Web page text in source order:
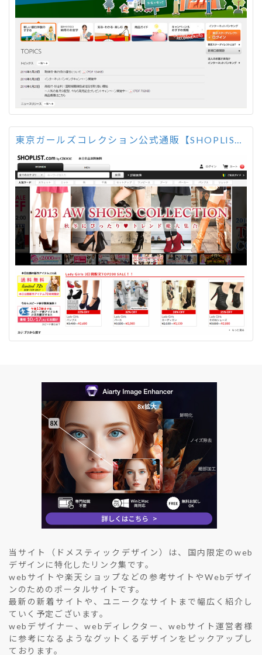
当サイト（ドメスティックデザイン）は、国内限定のweb
デザインに特化したリンク集です。
webサイトや楽天ショップなどの参考サイトやWebデザイ
ンのためのポータルサイトです。
最新の新着サイトや、ユニークなサイトまで幅広く紹介し
ていく予定ございます。
webデザイナー、webディレクター、webサイト運営者様
に参考になるようなグットくるデザインをピックアップし
ております。